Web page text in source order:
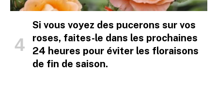
Si vous voyez des pucerons sur vos
roses, faites-le dans les prochaines
24 heures pour éviter les floraisons
de fin de saison.